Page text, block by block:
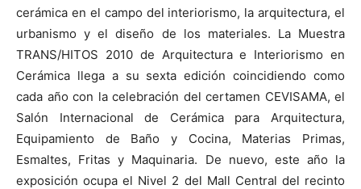
cerámica en el campo del interiorismo, la arquitectura, el
urbanismo y el diseño de los materiales. La Muestra
TRANS/HITOS 2010 de Arquitectura e Interiorismo en
Cerámica llega a su sexta edición coincidiendo como
cada año con la celebración del certamen CEVISAMA, el
Salón Internacional de Cerámica para Arquitectura,
Equipamiento de Baño y Cocina, Materias Primas,
Esmaltes, Fritas y Maquinaria. De nuevo, este año la
exposición ocupa el Nivel 2 del Mall Central del recinto